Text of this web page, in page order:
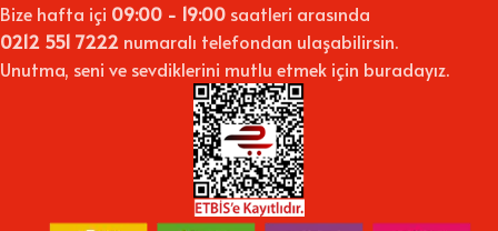
Bize hafta içi 09:00 - 19:00 saatleri arasında
0212 551 7222 numaralı telefondan ulaşabilirsin.
Unutma, seni ve sevdiklerini mutlu etmek için buradayız.